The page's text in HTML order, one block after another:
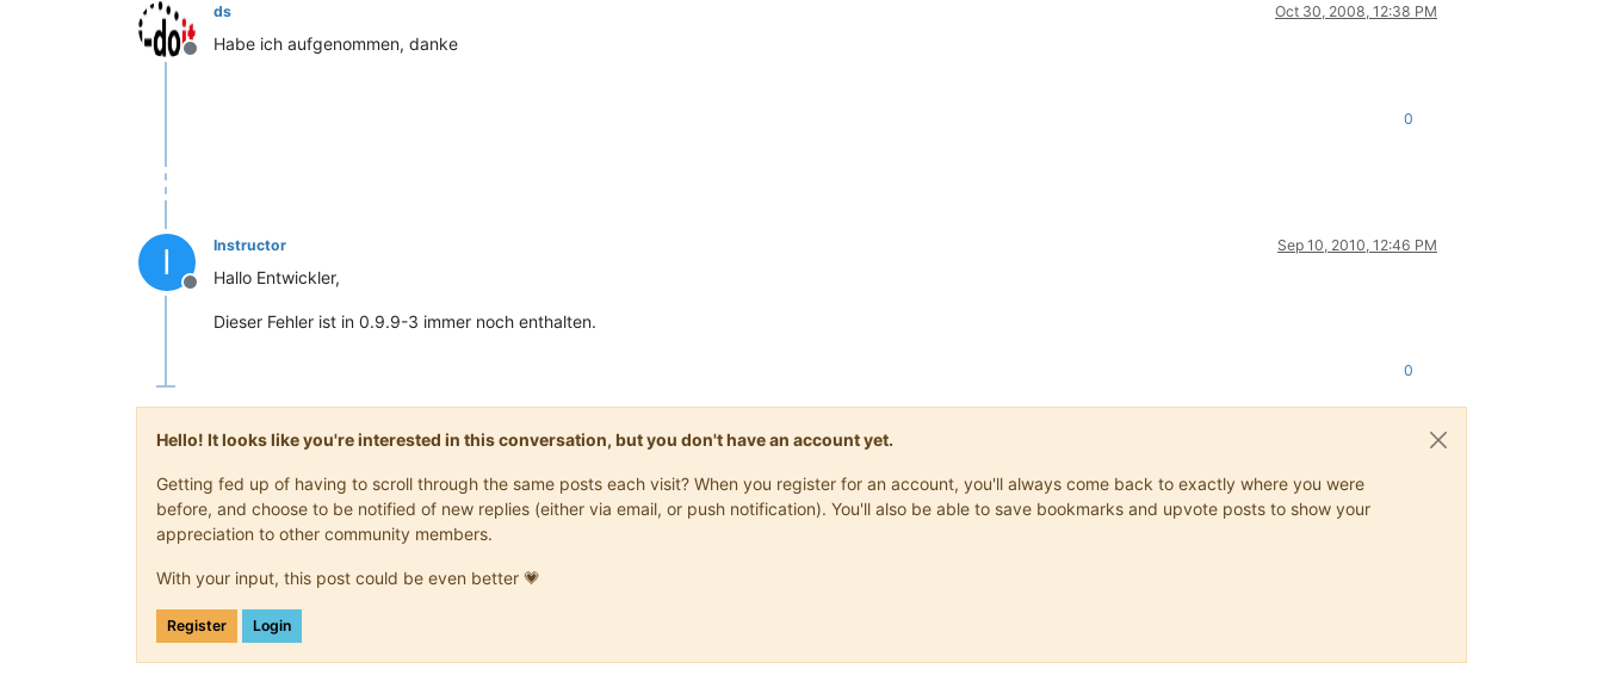
Offline
ds Oct 30, 2008, 12:38 PM
Habe ich aufgenommen, danke
0
I
Offline
Instructor Sep 10, 2010, 12:46 PM
Hallo Entwickler,
Dieser Fehler ist in 0.9.9-3 immer noch enthalten.
0
Hello! It looks like you're interested in this conversation, but you don't have an account yet.
Getting fed up of having to scroll through the same posts each visit? When you register for an account, you'll always come back to exactly where you were
before, and choose to be notified of new replies (either via email, or push notification). You'll also be able to save bookmarks and upvote posts to show your
appreciation to other community members.
With your input, this post could be even better 💗
Register Login